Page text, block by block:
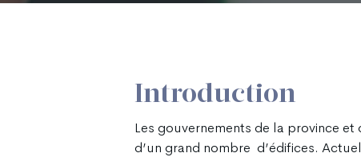
Introduction
Les gouvernements de la province
d’un grand nombre d’édifices.